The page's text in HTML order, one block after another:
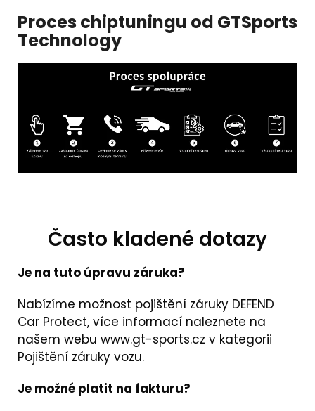
Proces chiptuningu od GTSports
Technology
Často kladené dotazy
Je na tuto úpravu záruka?
Nabízíme možnost pojištění záruky DEFEND
Car Protect, více informací naleznete na
našem webu www.gt-sports.cz v kategorii
Pojištění záruky vozu.
Je možné platit na fakturu?